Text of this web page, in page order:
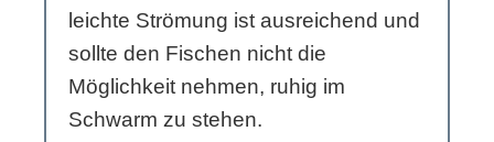
leichte Strömung ist ausreichend und
sollte den Fischen nicht die
Möglichkeit nehmen, ruhig im
Schwarm zu stehen.